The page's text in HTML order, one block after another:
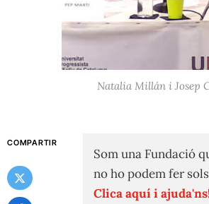
Natalia Millán i Josep
COMPARTIR
Som una Fundació
no ho podem fer
Clica aquí i